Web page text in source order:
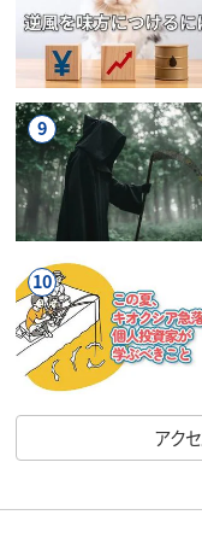
9
10
アク